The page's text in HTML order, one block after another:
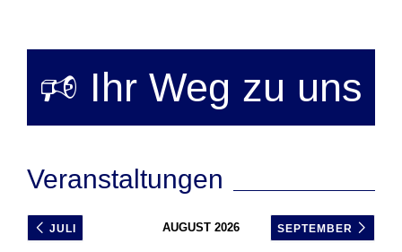
🕫 Ihr Weg zu uns
Veranstaltungen
JULI AUGUST 2026 SEPTEMBER